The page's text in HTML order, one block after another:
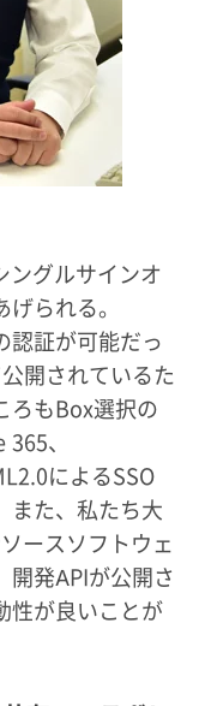
ングルサインオ
られる。
認証が可能だっ
開されているた
ろもBox選択の
、
によるSSO
また、私たち大
ースソフトウェ
開発APIが公開さ
性が良いことが